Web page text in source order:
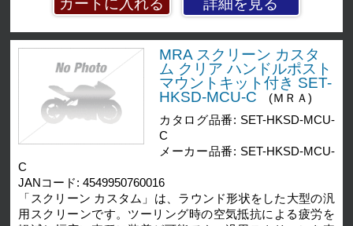
MRA スクリーン カスタ
ム クリア ハンドルポスト
マウントキット付き SET-
HKSD-MCU-C
(ＭＲＡ)
カタログ品番: SET-HKSD-MCU-
C
メーカー品番: SET-HKSD-MCU-
C
JANコード: 4549950760016
「スクリーン カスタム」は、ラウンド形状をした大型の汎
用スクリーンです。ツーリング時の空気抵抗による疲労を